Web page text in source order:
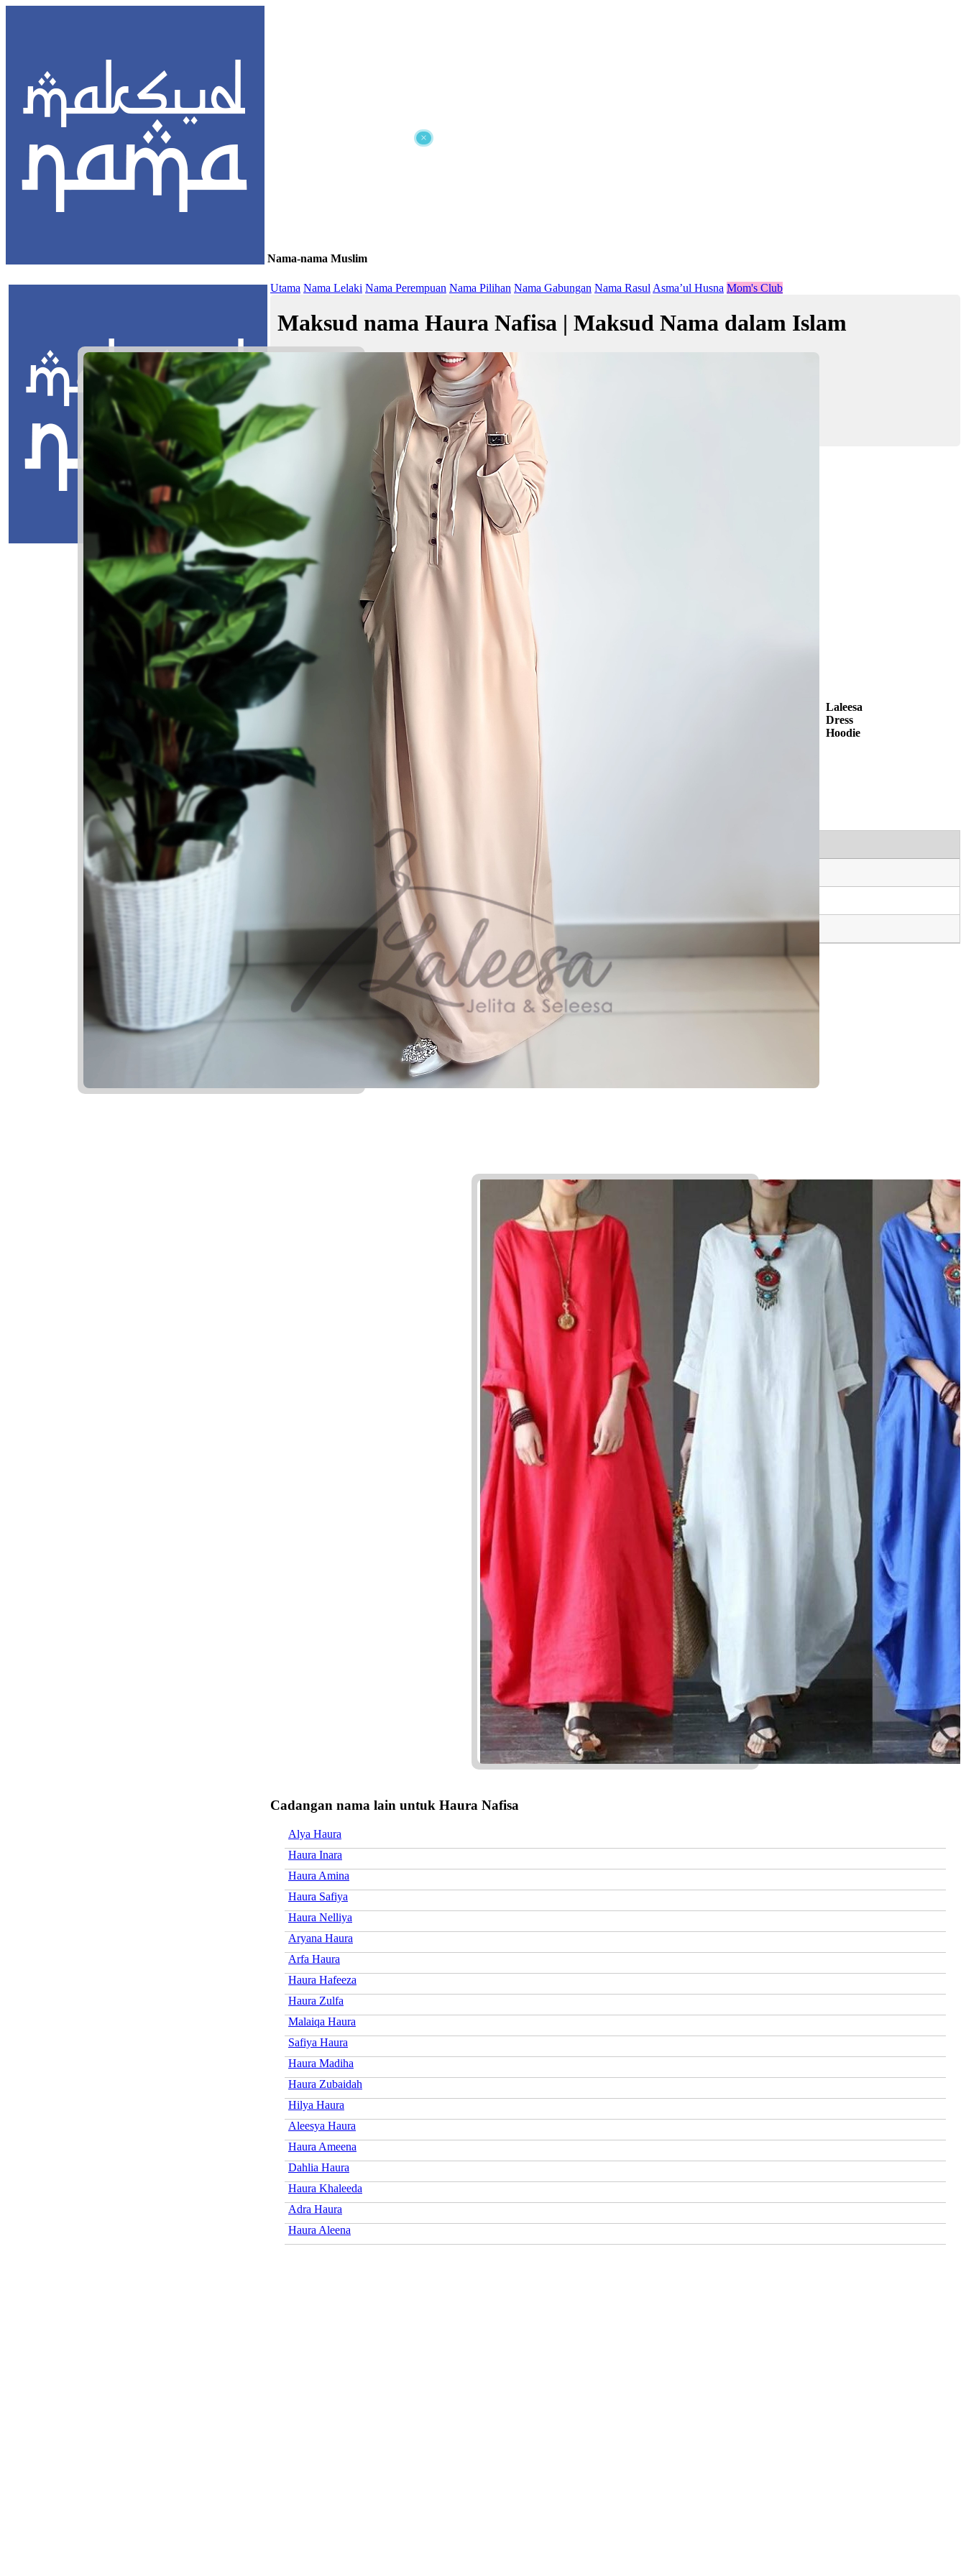
×
Laleesa
Dress
Hoodie
Nama-nama Muslim
Utama Nama Lelaki Nama Perempuan Nama Pilihan Nama Gabungan Nama Rasul Asma’ul Husna Mom's Club
Maksud nama Haura Nafisa | Maksud Nama dalam Islam
Haura Nafisa bermaksud Wanita yang berkulit putih; Yang amat berharga; berkedudukan tinggi
Masukkan Nama:
Haura: Wanita yang berkulit putih
Nafisa: Yang amat berharga; berkedudukan tinggi
✚ Baju Baby Custom Nama 'Haura Nafisa'
Nama Yang Berkaitan dengan Haura Nafisa
Yang amat berharga; berkedudukan tinggi
Nafis Bernilai, berharga
Cadangan nama lain untuk Haura Nafisa
Alya Haura
Haura Inara
Haura Amina
Haura Safiya
Haura Nelliya
Aryana Haura
Arfa Haura
Haura Hafeeza
Haura Zulfa
Malaiqa Haura
Safiya Haura
Haura Madiha
Haura Zubaidah
Hilya Haura
Aleesya Haura
Haura Ameena
Dahlia Haura
Haura Khaleeda
Adra Haura
Haura Aleena